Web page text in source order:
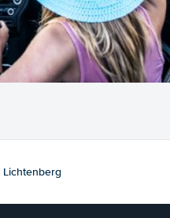
Lichtenberg